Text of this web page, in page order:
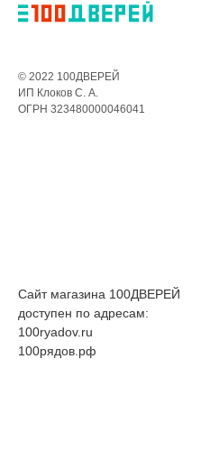
© 2022 100ДВЕРЕЙ
ИП Клоков С. А.
ОГРН 323480000046041
Сайт магазина 100ДВЕРЕЙ
доступен по адресам:
100ryadov.ru
100рядов.рф